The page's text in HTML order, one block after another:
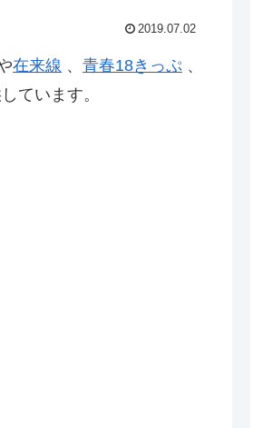
2019.07.02
在来線 、 青春18きっぷ 、
ています。